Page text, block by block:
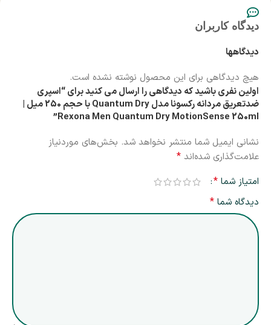
دیدگاه کاربران
دیدگاهها
هیچ دیدگاهی برای این محصول نوشته نشده است.
اولین نفری باشید که دیدگاهی را ارسال می کنید برای “اسپری
ضدتعریق مردانه رکسونا مدل Quantum Dry با حجم 250 میل |
Rexona Men Quantum Dry MotionSense 250ml”
نشانی ایمیل شما منتشر نخواهد شد. بخش‌های موردنیاز
علامت‌گذاری شده‌اند *
امتیاز شما *
دیدگاه شما *